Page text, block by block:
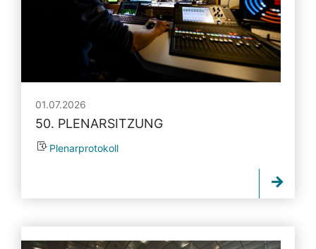
01.07.2026
50. PLENARSITZUNG
Plenarprotokoll